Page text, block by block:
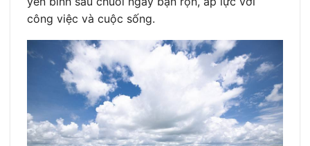
công việc và cuộc sống.